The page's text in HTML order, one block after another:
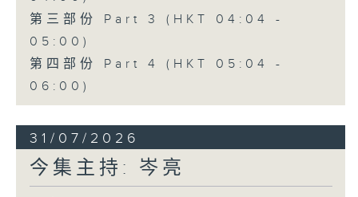
第三部份 Part 3 (HKT 04:04 -
05:00)
第四部份 Part 4 (HKT 05:04 -
06:00)
31/07/2026
今集主持: 岑亮